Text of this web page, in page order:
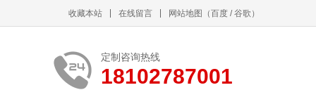
收藏本站 在线留言 网站地图 （百度 /谷歌 ）
定制咨询热线
18102787001